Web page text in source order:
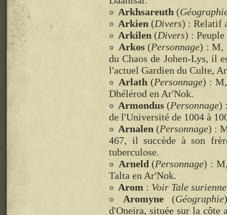
Arkhsareuth (
Arkien (Divers) : Relatif
Arkilen (Divers) :
Arkos(Personnage) : M,
du Chaos de Johen-Lys, il
l'actuel Gardien du Culte,
Arlath (Personnage) :
Dhélérod en Ar'Nok.
Armondus (Personnage)
de l'Université de 1004 à
Arnalen (Personnage) :
467, il succède à son
tuberculose.
Arneld (Personnage) :
Talta en Ar'Nok.
Arom : Voir Tale
Aromyne (Géographie
d'Oneira, située sur la côte